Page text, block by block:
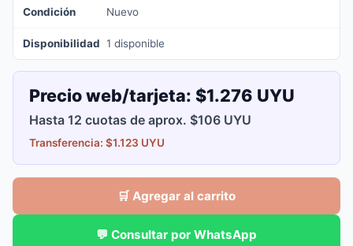
Condición Nuevo
Disponibilidad 1 disponible
Precio web/tarjeta: $1.276 UYU
Hasta 12 cuotas de aprox. $106 UYU
Transferencia: $1.123 UYU
🛒 Agregar al carrito
💬 Consultar por WhatsApp